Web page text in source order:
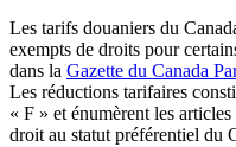
Les tarifs douaniers du
exempts de droits pour
dans la Gazette du Canada
Les réductions tarifaires
« F » et énumèrent les
droit au statut préférentiel du